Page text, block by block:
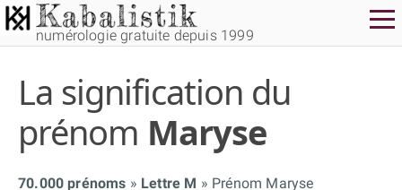
numérologie gratuite depuis 1999
La signification du
prénom Maryse
70.000 prénoms Lettre M Prénom Maryse